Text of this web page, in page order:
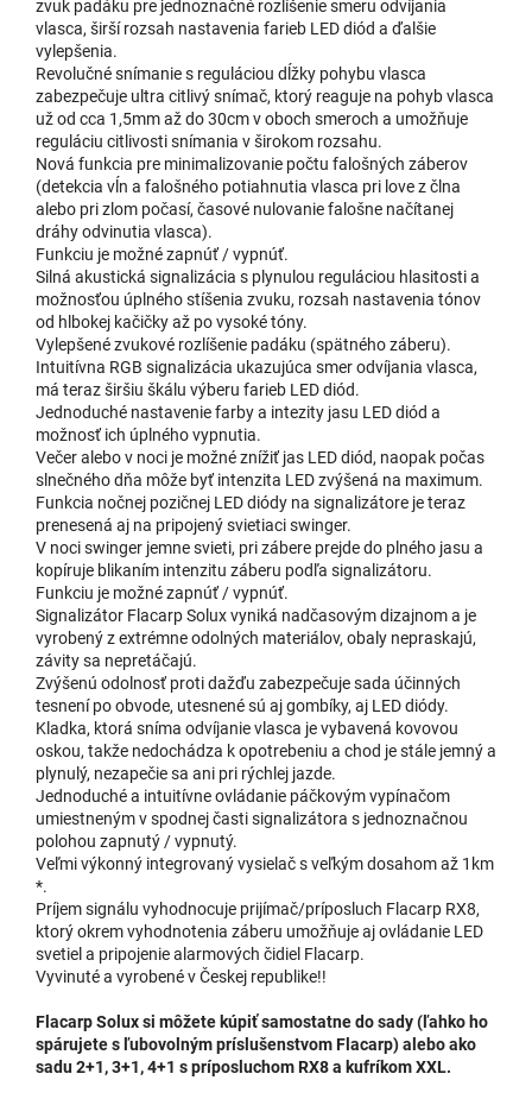
zvuk padáku pre jednoznačné rozlíšenie smeru odvíjania
vlasca, širší rozsah nastavenia farieb LED diód a ďalšie
vylepšenia.
Revolučné snímanie s reguláciou dĺžky pohybu vlasca
zabezpečuje ultra citlivý snímač, ktorý reaguje na pohyb vlasca
už od cca 1,5mm až do 30cm v oboch smeroch a umožňuje
reguláciu citlivosti snímania v širokom rozsahu.
Nová funkcia pre minimalizovanie počtu falošných záberov
(detekcia vĺn a falošného potiahnutia vlasca pri love z člna
alebo pri zlom počasí, časové nulovanie falošne načítanej
dráhy odvinutia vlasca).
Funkciu je možné zapnúť / vypnúť.
Silná akustická signalizácia s plynulou reguláciou hlasitosti a
možnosťou úplného stíšenia zvuku, rozsah nastavenia tónov
od hlbokej kačičky až po vysoké tóny.
Vylepšené zvukové rozlíšenie padáku (spätného záberu).
Intuitívna RGB signalizácia ukazujúca smer odvíjania vlasca,
má teraz širšiu škálu výberu farieb LED diód.
Jednoduché nastavenie farby a intezity jasu LED diód a
možnosť ich úplného vypnutia.
Večer alebo v noci je možné znížiť jas LED diód, naopak počas
slnečného dňa môže byť intenzita LED zvýšená na maximum.
Funkcia nočnej pozičnej LED diódy na signalizátore je teraz
prenesená aj na pripojený svietiaci swinger.
V noci swinger jemne svieti, pri zábere prejde do plného jasu a
kopíruje blikaním intenzitu záberu podľa signalizátoru.
Funkciu je možné zapnúť / vypnúť.
Signalizátor Flacarp Solux vyniká nadčasovým dizajnom a je
vyrobený z extrémne odolných materiálov, obaly nepraskajú,
závity sa nepretáčajú.
Zvýšenú odolnosť proti dažďu zabezpečuje sada účinných
tesnení po obvode, utesnené sú aj gombíky, aj LED diódy.
Kladka, ktorá sníma odvíjanie vlasca je vybavená kovovou
oskou, takže nedochádza k opotrebeniu a chod je stále jemný a
plynulý, nezapečie sa ani pri rýchlej jazde.
Jednoduché a intuitívne ovládanie páčkovým vypínačom
umiestneným v spodnej časti signalizátora s jednoznačnou
polohou zapnutý / vypnutý.
Veľmi výkonný integrovaný vysielač s veľkým dosahom až 1km
*.
Príjem signálu vyhodnocuje prijímač/príposluch Flacarp RX8,
ktorý okrem vyhodnotenia záberu umožňuje aj ovládanie LED
svetiel a pripojenie alarmových čidiel Flacarp.
Vyvinuté a vyrobené v Českej republike!!
Flacarp Solux si môžete kúpiť samostatne do sady (ľahko ho
spárujete s ľubovolným príslušenstvom Flacarp) alebo ako
sadu 2+1, 3+1, 4+1 s príposluchom RX8 a kufríkom XXL.